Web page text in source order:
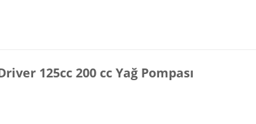
125cc 200 cc Yağ Pompası